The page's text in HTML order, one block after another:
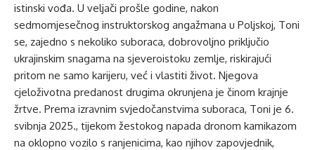
istinski vođa. U veljači prošle godine, nakon
sedmomjesečnog instruktorskog angažmana u Poljskoj, Toni
se, zajedno s nekoliko suboraca, dobrovoljno priključio
ukrajinskim snagama na sjeveroistoku zemlje, riskirajući
pritom ne samo karijeru, već i vlastiti život. Njegova
cjeloživotna predanost drugima okrunjena je činom krajnje
žrtve. Prema izravnim svjedočanstvima suboraca, Toni je 6.
svibnja 2025., tijekom žestokog napada dronom kamikazom
na oklopno vozilo s ranjenicima, kao njihov zapovjednik,